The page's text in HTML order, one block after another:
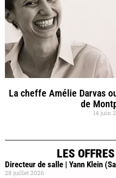
La cheffe Amélie Darvas
de
14 juin
LES
Directeur de salle | Yann Klein
28 juillet 2026